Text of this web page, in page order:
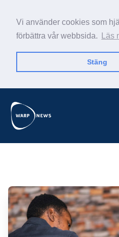
Vi använder cookies som
förbättra vår webbsida.
Läs
Stäng